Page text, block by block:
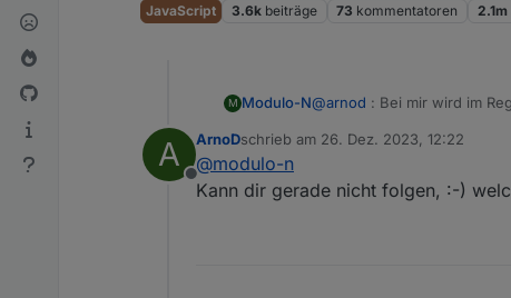
JavaScript 3.6k beiträge 73 kommentatoren 2.1m
M Modulo-N@arnod : Bei mir wird im
entsprechende Register
A
Offline
ArnoDschrieb am 26. Dez. 2023, 12:22
zuletzt editiert von
@modulo-n
Kann dir gerade nicht folgen, :-)